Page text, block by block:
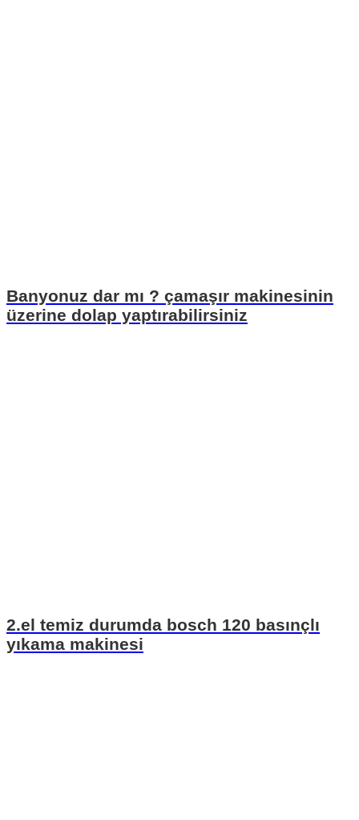
Banyonuz dar mı ? çamaşır makinesinin
üzerine dolap yaptırabilirsiniz
2.el temiz durumda bosch 120 basınçlı
yıkama makinesi